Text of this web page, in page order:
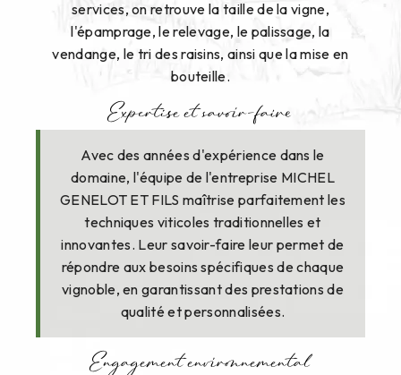
services, on retrouve la taille de la vigne,
l'épamprage, le relevage, le palissage, la
vendange, le tri des raisins, ainsi que la mise en
bouteille.
Expertise et savoir-faire
Avec des années d'expérience dans le
domaine, l'équipe de l'entreprise MICHEL
GENELOT ET FILS maîtrise parfaitement les
techniques viticoles traditionnelles et
innovantes. Leur savoir-faire leur permet de
répondre aux besoins spécifiques de chaque
vignoble, en garantissant des prestations de
qualité et personnalisées.
Engagement environnemental